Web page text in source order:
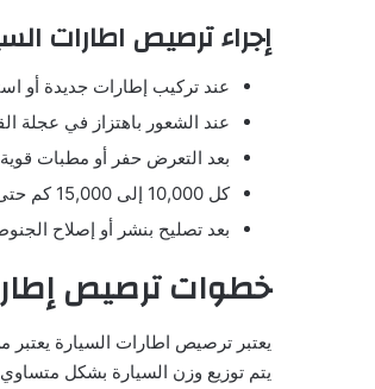
إجراء ترصيص اطارات
عند تركيب إطارات جديدة أو
عند الشعور باهتزاز في
بعد التعرض حفر أو مطبات قوية
كل 10,000 إلى 15,000 كم حتى لو لم تظهر مشاكل واضحة، ينصح بالترصيص الدوري كإجراء أمان.
بعد تصليح بنشر أو إصلاح
خطوات ترصيص
يعتبر ترصيص اطارات السيارة يعتبر
يتم توزيع وزن السيارة بشكل متساوي